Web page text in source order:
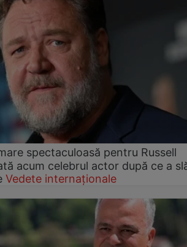
spectaculoasă pentru Russell
acum celebrul actor după ce a
Vedete internaționale